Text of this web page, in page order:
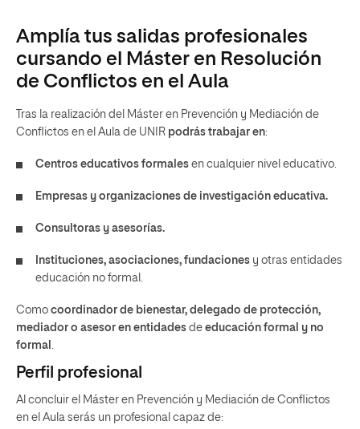
Amplía tus salidas profesionales
cursando el Máster en Resolución
de Conflictos en el Aula
Tras la realización del Máster en Prevención y Mediación de
Conflictos en el Aula de UNIR podrás trabajar en:
Centros educativos formales en cualquier nivel educativo.
Empresas y organizaciones de investigación educativa.
Consultoras y asesorías.
Instituciones, asociaciones, fundaciones y otras entidades
educación no formal.
Como coordinador de bienestar, delegado de protección,
mediador o asesor en entidades de educación formal y no
formal .
Perfil profesional
Al concluir el Máster en Prevención y Mediación de Conflictos
en el Aula serás un profesional capaz de: